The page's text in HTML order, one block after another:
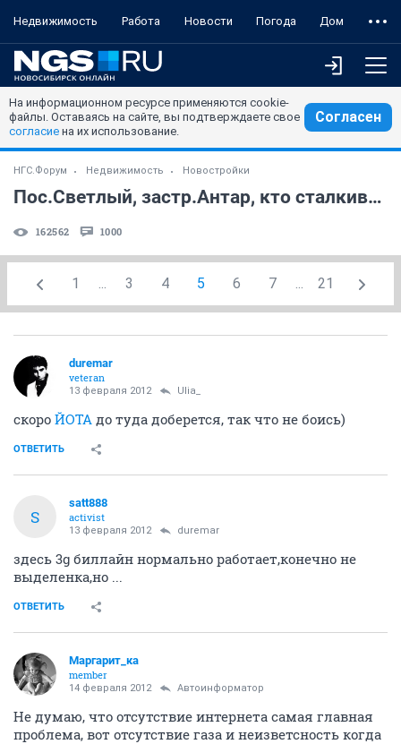
Недвижимость Работа Новости Погода Дом
На информационном ресурсе применяются cookie-
файлы. Оставаясь на сайте, вы подтверждаете свое
согласие на их использование.
Согласен
НГС.Форум Недвижимость Новостройки
Пос.Светлый, застр.Антар, кто сталкивался? (часть 2)
162562 1000
1 ... 3 4 5 6 7 ... 21
duremar
veteran
13 февраля 2012 Ulia_
скоро ЙОТА до туда доберется, так что не боись)
ОТВЕТИТЬ
S
satt888
activist
13 февраля 2012 duremar
здесь 3g биллайн нормально работает,конечно не
выделенка,но ...
ОТВЕТИТЬ
Маргарит_ка
member
14 февраля 2012 Автоинформатор
Не думаю, что отсутствие интернета самая главная
проблема, вот отсутствие газа и неизветсность когда